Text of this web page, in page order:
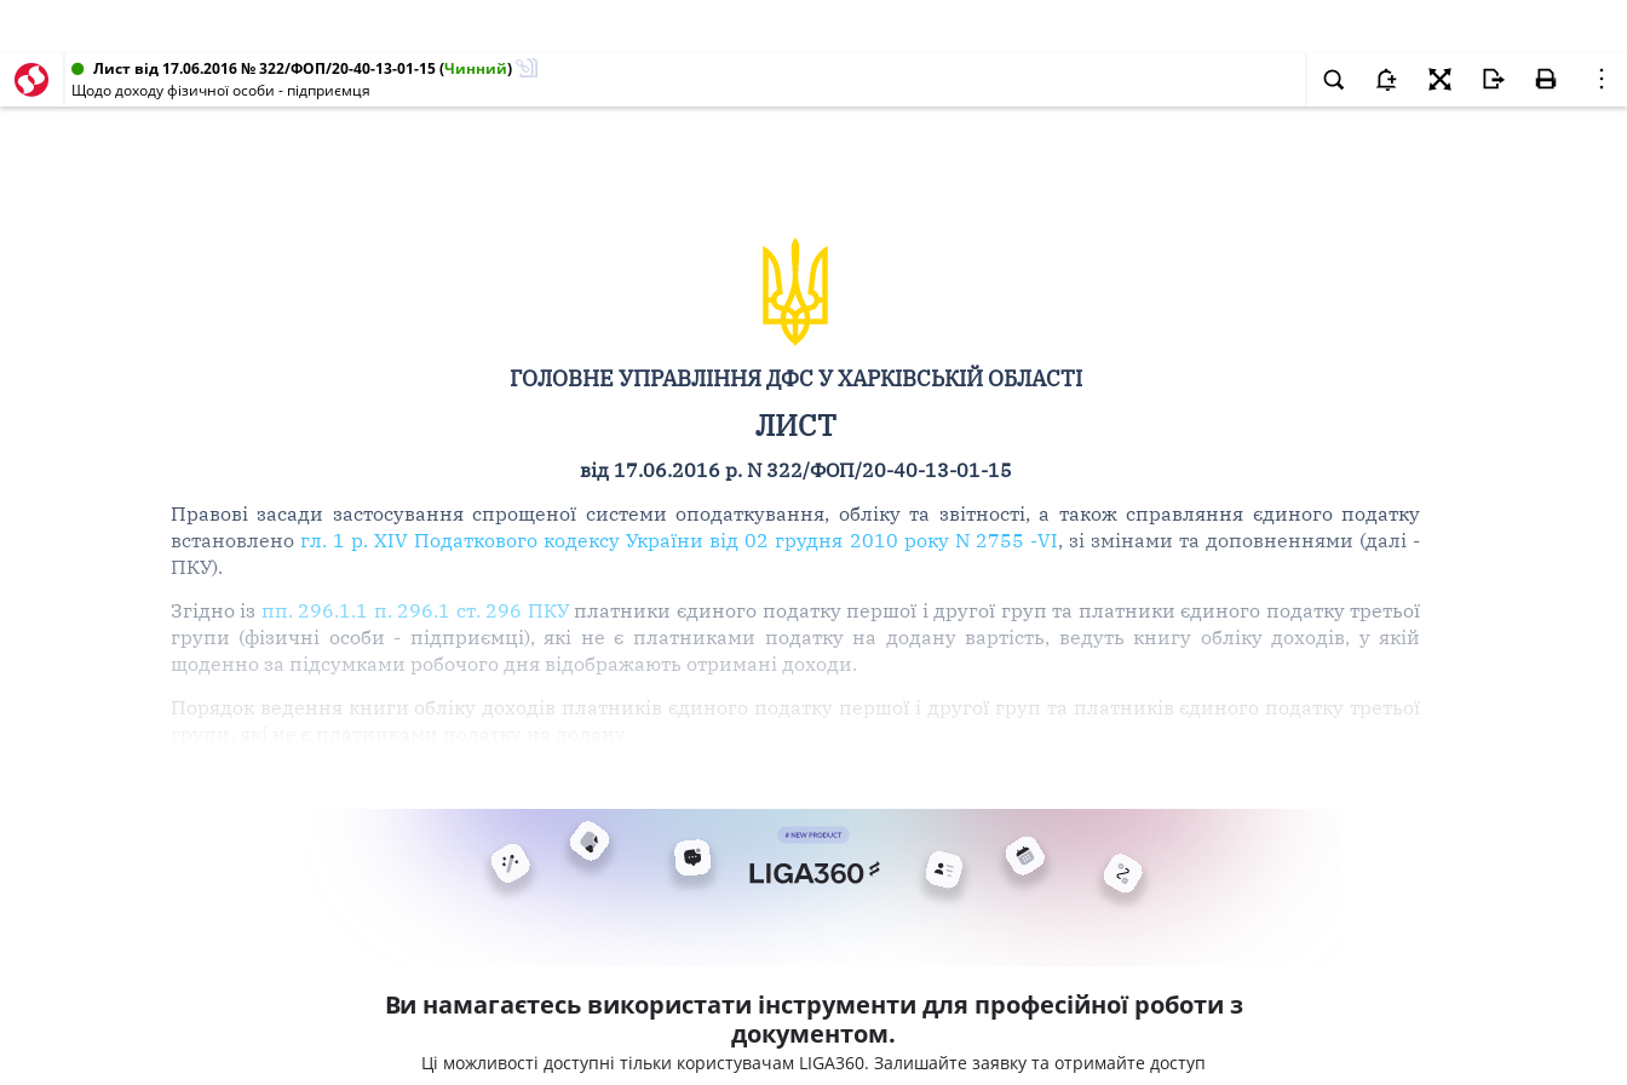
Лист від 17.06.2016 № 322/ФОП/20-40-13-01-15(Чинний)
Щодо доходу фізичної особи - підприємця
ГОЛОВНЕ УПРАВЛІННЯ ДФС У ХАРКІВСЬКІЙ ОБЛАСТІ
ЛИСТ
від 17.06.2016 р. N 322/ФОП/20-40-13-01-15
Правові засади застосування спрощеної системи оподаткування, обліку та звітності, а також справляння єдиного податку
встановлено гл. 1 р. XIV Податкового кодексу України від 02 грудня 2010 року N 2755 -VI, зі змінами та доповненнями (далі -
ПКУ).
Згідно із пп. 296.1.1 п. 296.1 ст. 296 ПКУплатники єдиного податку першої і другої груп та платники єдиного податку третьої
групи (фізичні особи - підприємці), які не є платниками податку на додану вартість, ведуть книгу обліку доходів, у якій
щоденно за підсумками робочого дня відображають отримані доходи.
Порядок ведення книги обліку доходів платників єдиного податку першої і другої груп та платників єдиного податку третьої
Ви намагаєтесь використати інструменти для професійної роботи з
документом.
Ці можливості доступні тільки користувачам LIGA360. Залишайте заявку та отримайте доступ